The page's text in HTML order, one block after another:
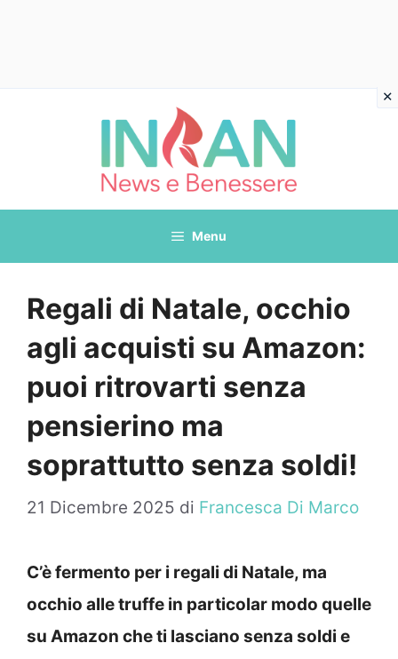
Menu
Regali di Natale, occhio
agli acquisti su Amazon:
puoi ritrovarti senza
pensierino ma
soprattutto senza soldi!
21 Dicembre 2025 di Francesca Di Marco
C’è fermento per i regali di Natale, ma
occhio alle truffe in particolar modo quelle
su Amazon che ti lasciano senza soldi e